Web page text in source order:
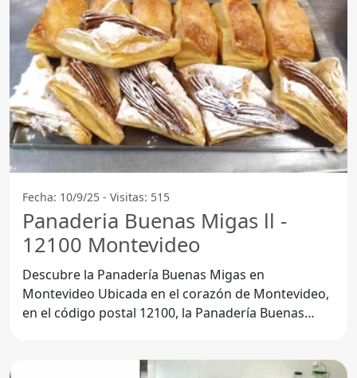
Fecha: 10/9/25 - Visitas: 515
Panaderia Buenas Migas ll -
12100 Montevideo
Descubre la Panadería Buenas Migas en
Montevideo Ubicada en el corazón de Montevideo,
en el código postal 12100, la Panadería Buenas